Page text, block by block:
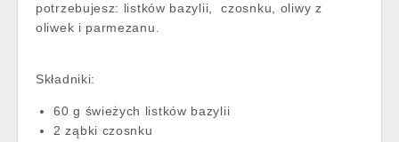
potrzebujesz: listków bazylii, czosnku, oliwy z
oliwek i parmezanu.
Składniki:
60 g świeżych listków bazylii
2 ząbki czosnku